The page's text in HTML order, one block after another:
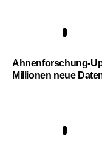
Ahnenforschung-
Millionen neue